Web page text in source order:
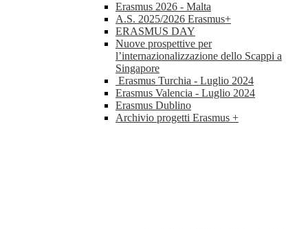
Erasmus 2026 - Malta
A.S. 2025/2026 Erasmus+
ERASMUS DAY
Nuove prospettive per
l’internazionalizzazione dello Scappi a
Singapore
Erasmus Turchia - Luglio 2024
Erasmus Valencia - Luglio 2024
Erasmus Dublino
Archivio progetti Erasmus +